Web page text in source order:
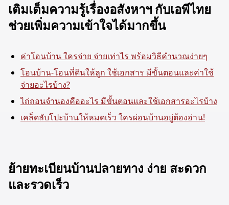
เติมเต็มความรู้เรื่องอสังหาฯ กับเอพีไทย
ช่วยเพิ่มความเข้าใจได้มากขึ้น
ค่าโอนบ้าน ใครจ่าย จ่ายเท่าไร พร้อมวิธีคำนวณง่ายๆ
โอนบ้าน-โอนที่ดินให้ลูก ใช้เอกสาร มีขั้นตอนและค่าใช้
จ่ายอะไรบ้าง?
ไถ่ถอนจำนองคืออะไร มีขั้นตอนและใช้เอกสารอะไรบ้าง
เคล็ดลับโปะบ้านให้หมดเร็ว ใครผ่อนบ้านอยู่ต้องอ่าน!
ย้ายทะเบียนบ้านปลายทาง ง่าย สะดวก
และรวดเร็ว